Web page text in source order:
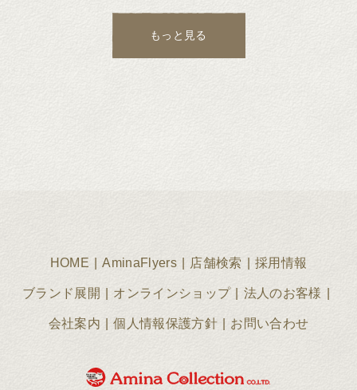
もっと見る
HOME AminaFlyers 店舗検索 採用情報
ブランド展開 オンラインショップ 法人のお客様
会社案内 個人情報保護方針 お問い合わせ